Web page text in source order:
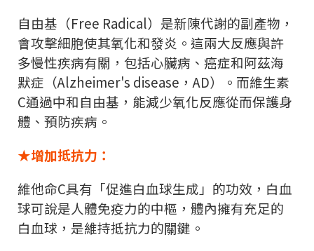
自由基（Free Radical）是新陳代謝的副產物，
會攻擊細胞使其氧化和發炎。這兩大反應與許
多慢性疾病有關，包括心臟病、癌症和阿茲海
默症（Alzheimer's disease ，AD）。而維生素
C通過中和自由基，能減少氧化反應從而保護身
體、預防疾病。
★增加抵抗力：
維他命C具有「促進白血球生成」的功效，白血
球可說是人體免疫力的中樞，體內擁有充足的
白血球，是維持抵抗力的關鍵。